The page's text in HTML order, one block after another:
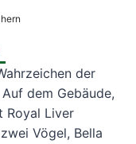
der
dem Gebäude,
Royal Liver
Vögel, Bella